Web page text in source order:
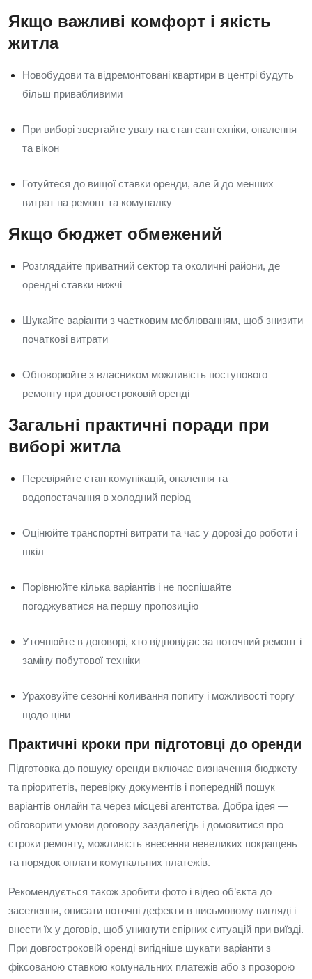
Якщо важливі комфорт і якість
житла
Новобудови та відремонтовані квартири в центрі будуть
більш привабливими
При виборі звертайте увагу на стан сантехніки, опалення
та вікон
Готуйтеся до вищої ставки оренди, але й до менших
витрат на ремонт та комуналку
Якщо бюджет обмежений
Розглядайте приватний сектор та околичні райони, де
орендні ставки нижчі
Шукайте варіанти з частковим меблюванням, щоб знизити
початкові витрати
Обговорюйте з власником можливість поступового
ремонту при довгостроковій оренді
Загальні практичні поради при
виборі житла
Перевіряйте стан комунікацій, опалення та
водопостачання в холодний період
Оцінюйте транспортні витрати та час у дорозі до роботи і
шкіл
Порівнюйте кілька варіантів і не поспішайте
погоджуватися на першу пропозицію
Уточнюйте в договорі, хто відповідає за поточний ремонт і
заміну побутової техніки
Ураховуйте сезонні коливання попиту і можливості торгу
щодо ціни
Практичні кроки при підготовці до оренди
Підготовка до пошуку оренди включає визначення бюджету
та пріоритетів, перевірку документів і попередній пошук
варіантів онлайн та через місцеві агентства. Добра ідея —
обговорити умови договору заздалегідь і домовитися про
строки ремонту, можливість внесення невеликих покращень
та порядок оплати комунальних платежів.
Рекомендується також зробити фото і відео об’єкта до
заселення, описати поточні дефекти в письмовому вигляді і
внести їх у договір, щоб уникнути спірних ситуацій при виїзді.
При довгостроковій оренді вигідніше шукати варіанти з
фіксованою ставкою комунальних платежів або з прозорою